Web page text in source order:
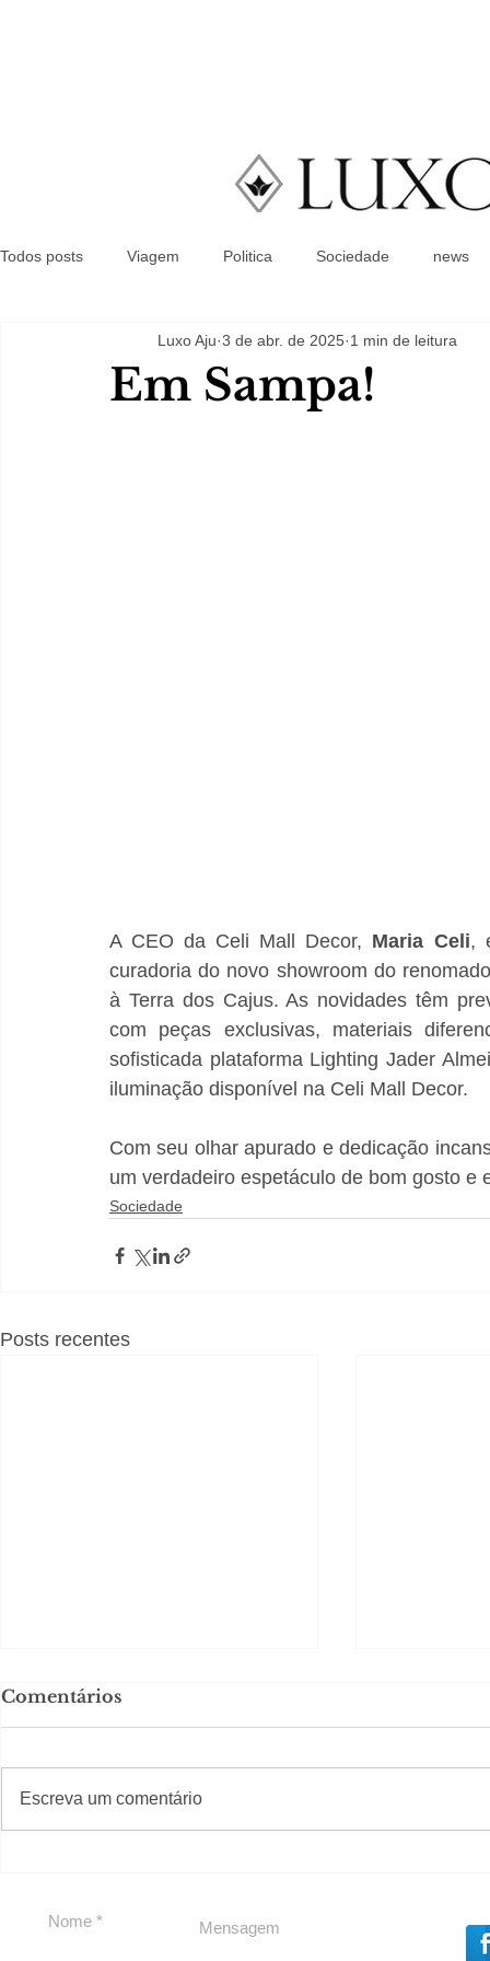
Todos posts Viagem Politica Sociedade news
Em Sampa!
Luxo Aju 3 de abr. de 2025 1 min de leitura
A CEO da Celi Mall Decor, Maria Celi,
curadoria do novo showroom do
à Terra dos Cajus. As novidades têm
com peças exclusivas, materiais
sofisticada plataforma Lighting Jader
iluminação disponível na Celi Mall Decor.
Com seu olhar apurado e dedicação
um verdadeiro espetáculo de bom gosto e
Sociedade
Posts recentes
Comentários
Escreva um comentário
#Sugestões